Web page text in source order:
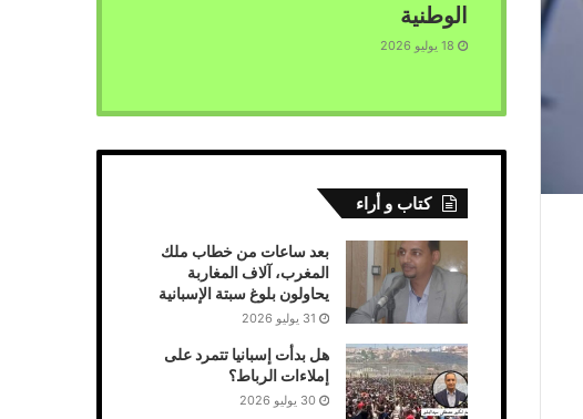
الوطنية
18 يوليو 2026
كتاب و أراء
بعد ساعات من خطاب ملك
المغرب، آلاف المغاربة
يحاولون بلوغ سبتة الإسبانية
31 يوليو 2026
هل بدأت إسبانيا تتمرد على
إملاءات الرباط؟
30 يوليو 2026